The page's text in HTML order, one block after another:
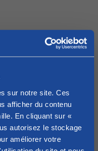
sur notre site. Ces
afficher du contenu
En cliquant sur «
autorisez le stockage
améliorer votre